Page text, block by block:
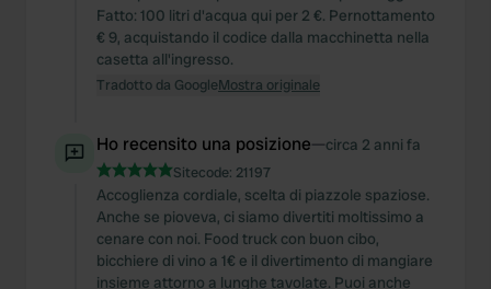
Fatto: 100 litri d'acqua qui per 2 €. Pernottamento
€ 9, acquistando il codice dalla macchinetta nella
casetta all'ingresso.
Tradotto da GoogleMostra originale
Ho recensito una posizione—circa 2 anni fa
Sitecode: 21197
Accoglienza cordiale, scelta di piazzole spaziose.
Anche se pioveva, ci siamo divertiti moltissimo a
cenare con noi. Food truck con buon cibo,
bicchiere di vino a 1€ e il divertimento di mangiare
insieme attorno a lunghe tavolate. Puoi anche